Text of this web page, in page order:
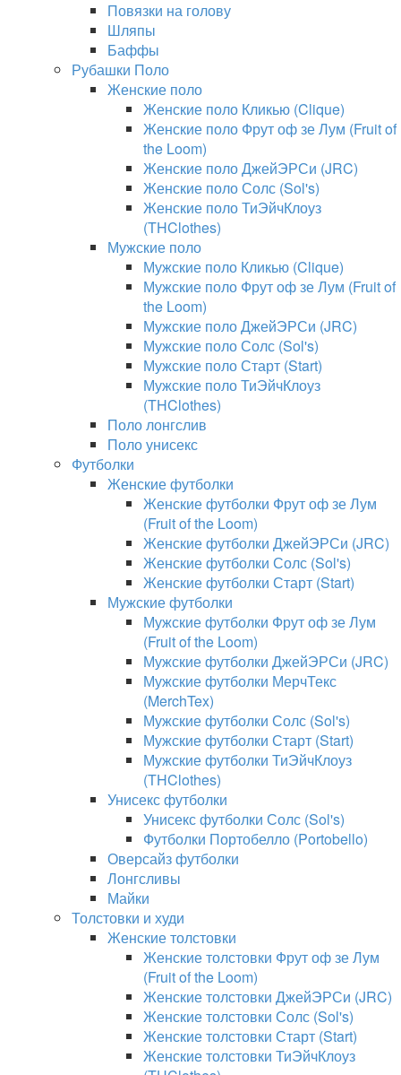
Повязки на голову
Шляпы
Баффы
Рубашки Поло
Женские поло
Женские поло Кликью (Clique)
Женские поло Фрут оф зе Лум (Fruit of
the Loom)
Женские поло ДжейЭРСи (JRC)
Женские поло Солс (Sol's)
Женские поло ТиЭйчКлоуз
(THClothes)
Мужские поло
Мужские поло Кликью (Clique)
Мужские поло Фрут оф зе Лум (Fruit of
the Loom)
Мужские поло ДжейЭРСи (JRC)
Мужские поло Солс (Sol's)
Мужские поло Старт (Start)
Мужские поло ТиЭйчКлоуз
(THClothes)
Поло лонгслив
Поло унисекс
Футболки
Женские футболки
Женские футболки Фрут оф зе Лум
(Fruit of the Loom)
Женские футболки ДжейЭРСи (JRC)
Женские футболки Солс (Sol's)
Женские футболки Старт (Start)
Мужские футболки
Мужские футболки Фрут оф зе Лум
(Fruit of the Loom)
Мужские футболки ДжейЭРСи (JRC)
Мужские футболки МерчТекс
(MerchTex)
Мужские футболки Солс (Sol's)
Мужские футболки Старт (Start)
Мужские футболки ТиЭйчКлоуз
(THClothes)
Унисекс футболки
Унисекс футболки Солс (Sol's)
Футболки Портобелло (Portobello)
Оверсайз футболки
Лонгсливы
Майки
Толстовки и худи
Женские толстовки
Женские толстовки Фрут оф зе Лум
(Fruit of the Loom)
Женские толстовки ДжейЭРСи (JRC)
Женские толстовки Солс (Sol's)
Женские толстовки Старт (Start)
Женские толстовки ТиЭйчКлоуз